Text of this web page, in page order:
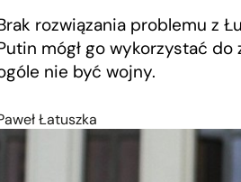
rozwiązania problemu z
mógł go wykorzystać do
nie być wojny.
Łatuszka